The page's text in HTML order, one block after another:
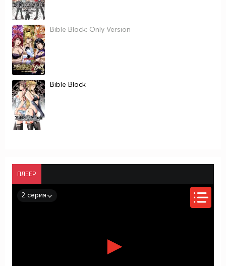
Bible Black: Only Version
Bible Black
ПЛЕЕР
2 серия